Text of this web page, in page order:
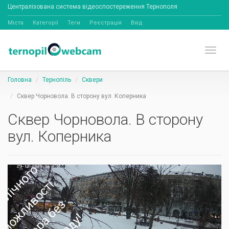
Централізована система відеоспостереження Тернополя
Міста Категорії Теги Реєстрація Вхід
Головна Тернопіль Сквери
Сквер Чорновола. В сторону вул. Коперника
Сквер Чорновола. В сторону
вул. Коперника